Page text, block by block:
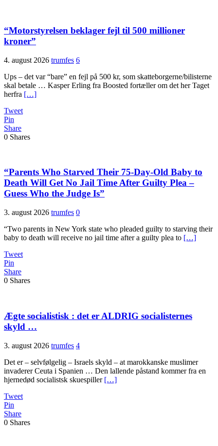
“Motorstyrelsen beklager fejl til 500 millioner
kroner”
4. august 2026 trumfes 6
Ups – det var “bare” en fejl på 500 kr, som skatteborgerne/bilisterne
skal betale … Kasper Erling fra Boosted fortæller om det her Taget
herfra […]
Tweet
Pin
Share
0 Shares
“Parents Who Starved Their 75-Day-Old Baby to
Death Will Get No Jail Time After Guilty Plea –
Guess Who the Judge Is”
3. august 2026 trumfes 0
“Two parents in New York state who pleaded guilty to starving their
baby to death will receive no jail time after a guilty plea to […]
Tweet
Pin
Share
0 Shares
Ægte socialistisk : det er ALDRIG socialisternes
skyld …
3. august 2026 trumfes 4
Det er – selvfølgelig – Israels skyld – at marokkanske muslimer
invaderer Ceuta i Spanien … Den lallende påstand kommer fra en
hjernedød socialistsk skuespiller […]
Tweet
Pin
Share
0 Shares